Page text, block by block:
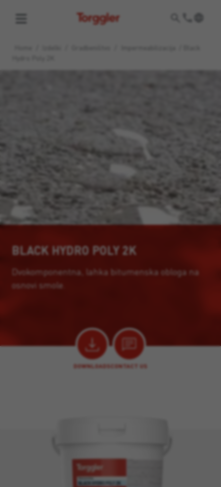
Torggler
BLACK HYDRO POLY 2K
Dvokomponentna, lahka bitumenska obloga na
osnovi smole.
DOWNLOADSCONTACT US